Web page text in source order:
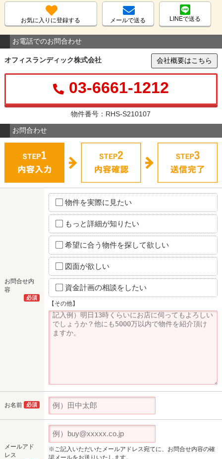
お気に入りに登録する メールで送る LINEで送る
お電話でのお問合わせ
オフィスランディック株式会社 会社概要はこちら
03-6661-1212
物件番号：RHS-S210107
お問合わせ
お問合せ内
容
必須
物件を実際に見たい
もっと詳細が知りたい
希望に合う物件を探して欲しい
図面が欲しい
資金計画の相談をしたい
【その他】
お名前 必須
メールアド
レス
※ご記入いただいたメールアドレス宛てに、お問合せ内容の確
認メールをお送りいたします。